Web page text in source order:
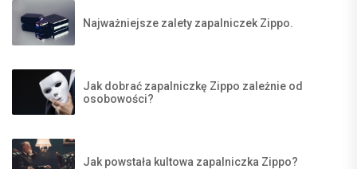
Najważniejsze zalety zapalniczek Zippo.
Jak dobrać zapalniczkę Zippo zależnie od
osobowości?
Jak powstała kultowa zapalniczka Zippo?